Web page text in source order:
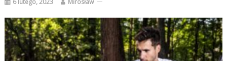
6 lutego, 2023 Mirosław